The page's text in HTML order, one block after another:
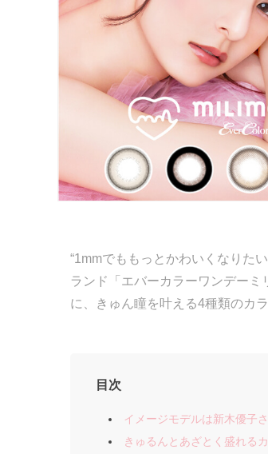
“1mmでももっとかわいくなりた
ランド「エバーカラーワンデー
に、きゅん瞳を叶える4種類のカ
目次
イメージモデルは新木優子
きゅるんとあざとく盛れる